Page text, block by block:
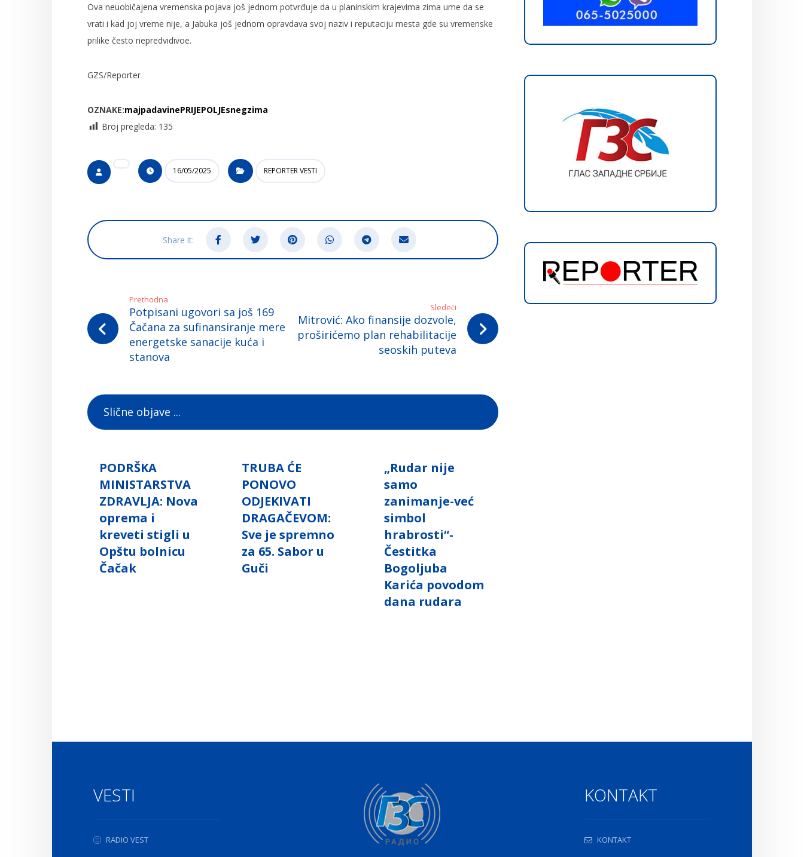
Ova neuobičajena vremenska pojava još jednom potvrđuje da u planinskim krajevima zima ume da se
vrati i kad joj vreme nije, a Jabuka još jednom opravdava svoj naziv i reputaciju mesta gde su vremenske
prilike često nepredvidivoe.
GZS/Reporter
OZNAKE:majpadavinePRIJEPOLJEsnegzima
Broj pregleda: 135
16/05/2025 REPORTER VESTI
Prethodna
Potpisani ugovori sa još 169
Čačana za sufinansiranje mere
energetske sanacije kuća i
stanova
Sledeći
Mitrović: Ako finansije dozvole,
proširićemo plan rehabilitacije
seoskih puteva
Slične objave ...
PODRŠKA
MINISTARSTVA
ZDRAVLJA: Nova
oprema i
kreveti stigli u
Opštu bolnicu
Čačak
TRUBA ĆE
PONOVO
ODJEKIVATI
DRAGAČEVOM:
Sve je spremno
za 65. Sabor u
Guči
„Rudar nije
samo
zanimanje-već
simbol
hrabrosti“-
Čestitka
Bogoljuba
Karića povodom
dana rudara
VESTI
RADIO VEST
KONTAKT
KONTAKT